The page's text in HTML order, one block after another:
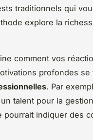
traditionnels qui
explore la
comment vos
profondes se
. Par
talent pour la
indiquer des